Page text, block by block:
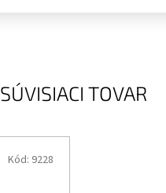
SÚVISIACI TOVAR
Kód: 9228